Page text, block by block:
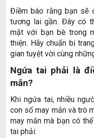
Điềm báo rằng bạn sẽ
tương lai gần. Đây có
mặt với bạn bè trong
thiện. Hãy chuẩn bị
gian tuyệt vời cùng
Ngứa tai phải là
mắn?
Khi ngứa tai, nhiều
con số may mắn và trò
may mắn mà bạn có
tai phải: